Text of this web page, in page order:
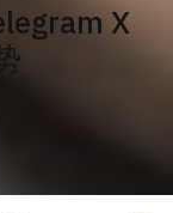
X